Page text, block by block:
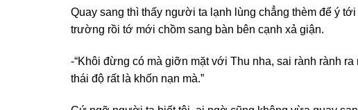
Quay sang thì thấy người ta lạnh lùng chẳng thèm để ý
trường rồi tớ mới chồm sang bàn bên cạnh xả giận.
-“Khôi đừng có mà giỡn mặt với Thu nha, sai rành rành
thái độ rất là khốn nạn mà.”